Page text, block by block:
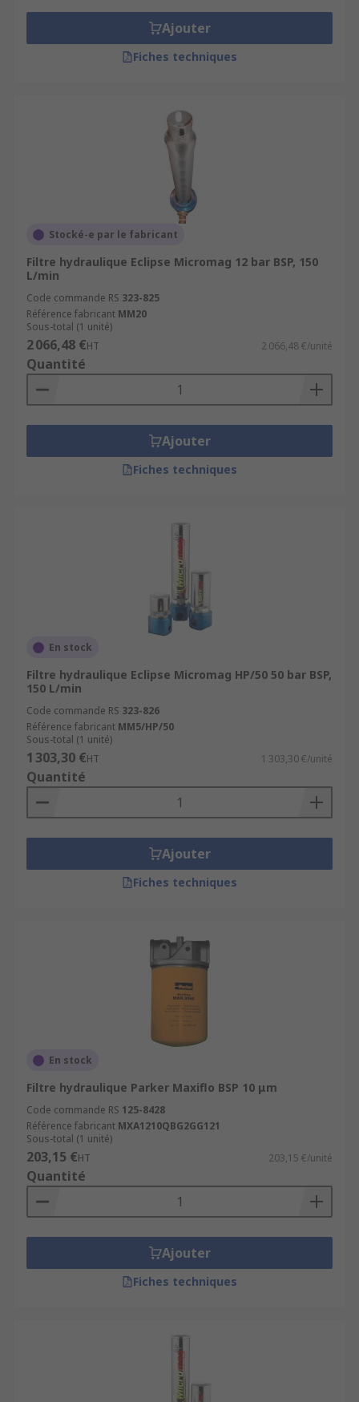
Ajouter
Fiches techniques
Stocké-e par le fabricant
Filtre hydraulique Eclipse Micromag 12 bar BSP, 150
L/min
Code commande RS 323-825
Référence fabricant MM20
Sous-total (1 unité)
2 066,48 €HT 2 066,48 €/unité
Quantité
Ajouter
Fiches techniques
En stock
Filtre hydraulique Eclipse Micromag HP/50 50 bar BSP,
150 L/min
Code commande RS 323-826
Référence fabricant MM5/HP/50
Sous-total (1 unité)
1 303,30 €HT 1 303,30 €/unité
Quantité
Ajouter
Fiches techniques
En stock
Filtre hydraulique Parker Maxiflo BSP 10 μm
Code commande RS 125-8428
Référence fabricant MXA1210QBG2GG121
Sous-total (1 unité)
203,15 €HT 203,15 €/unité
Quantité
Ajouter
Fiches techniques